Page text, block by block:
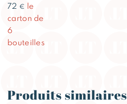
72 € le
carton de
6
bouteilles
Produits similaires